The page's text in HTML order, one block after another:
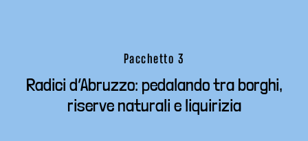
Pacchetto 3
Radici d’Abruzzo: pedalando tra borghi,
riserve naturali e liquirizia